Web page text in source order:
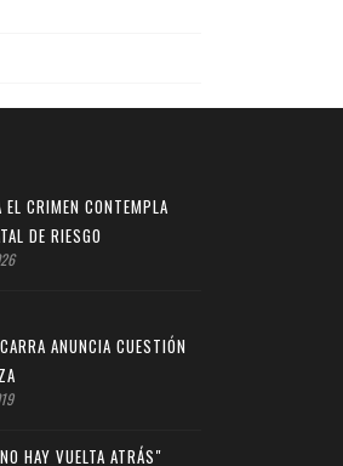
EL CRIMEN CONTEMPLA
DE RIESGO
ANUNCIA CUESTIÓN
HAY VUELTA ATRÁS"